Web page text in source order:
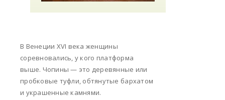
В Венеции XVI века женщины
соревновались, у кого платформа
выше. Чопины — это деревянные или
пробковые туфли, обтянутые бархатом
и украшенные камнями.